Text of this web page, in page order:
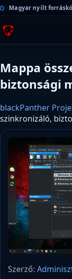
Magyar nyílt
Mappa
biztonsági
blackPanther
szinkronizáló,
Szerző: